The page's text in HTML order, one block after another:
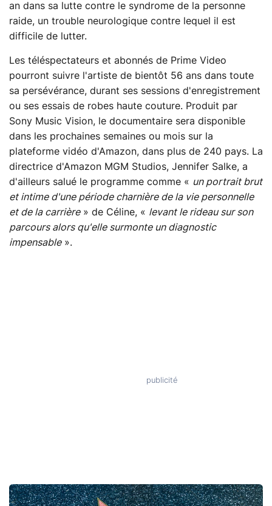
an dans sa lutte contre le syndrome de la personne
raide, un trouble neurologique contre lequel il est
difficile de lutter.
Les téléspectateurs et abonnés de Prime Video
pourront suivre l'artiste de bientôt 56 ans dans toute
sa persévérance, durant ses sessions d'enregistrement
ou ses essais de robes haute couture. Produit par
Sony Music Vision, le documentaire sera disponible
dans les prochaines semaines ou mois sur la
plateforme vidéo d'Amazon, dans plus de 240 pays. La
directrice d'Amazon MGM Studios, Jennifer Salke, a
d'ailleurs salué le programme comme « un portrait brut
et intime d'une période charnière de la vie personnelle
et de la carrière» de Céline, « levant le rideau sur son
parcours alors qu'elle surmonte un diagnostic
impensable».